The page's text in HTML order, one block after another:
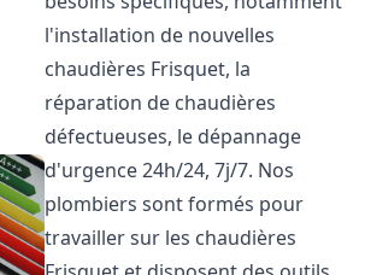
l'installation de nouvelles
chaudières Frisquet, la
réparation de chaudières
défectueuses, le dépannage
d'urgence 24h/24, 7j/7. Nos
plombiers sont formés pour
travailler sur les chaudières